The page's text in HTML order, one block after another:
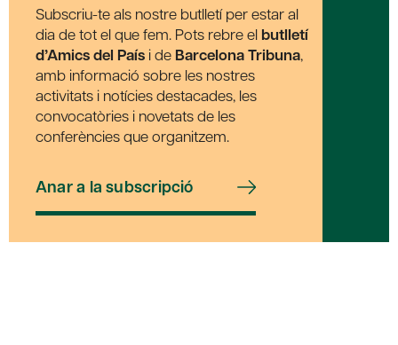
Subscriu-te als nostre butlletí per estar al
dia de tot el que fem. Pots rebre el butlletí
d’Amics del País i de Barcelona Tribuna,
amb informació sobre les nostres
activitats i notícies destacades, les
convocatòries i novetats de les
conferències que organitzem.
Anar a la subscripció